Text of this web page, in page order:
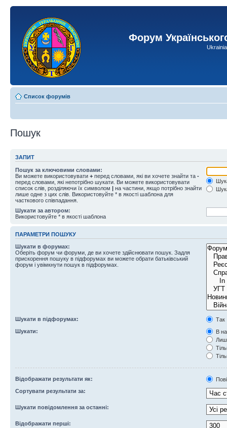
Форум
Список форумів
Пошук
ЗАПИТ
Пошук за ключовими словами:
Ви можете використовувати + перед словами, які ви хочете знайти та -
перед словами, які непотрібно шукати. Ви можете використовувати
список слів, розділяючи їх символом | на частини, якщо потрібно знайти
лише одне з цих слів. Використовуйте * в якості шаблона для
часткового співпадання.
Шукати за автором:
Використовуйте * в якості шаблона
ПАРАМЕТРИ ПОШУКУ
Шукати в форумах:
Оберіть форум чи форуми, де ви хочете здійснювати пошук. Задля
прискорення пошуку в підфорумах ви можете обрати батьківський
форум і увімкнути пошук в підфорумах.
Шукати в підфорумах:
Так
Шукати:
В
Відображати результати як:
Сортувати результати за:
Шукати повідомлення за останні:
Відображати перші: